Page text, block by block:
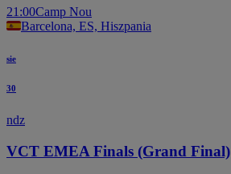
21:00Camp Nou
Barcelona, ES, Hiszpania
sie
30
ndz
VCT EMEA Finals (Grand Final)